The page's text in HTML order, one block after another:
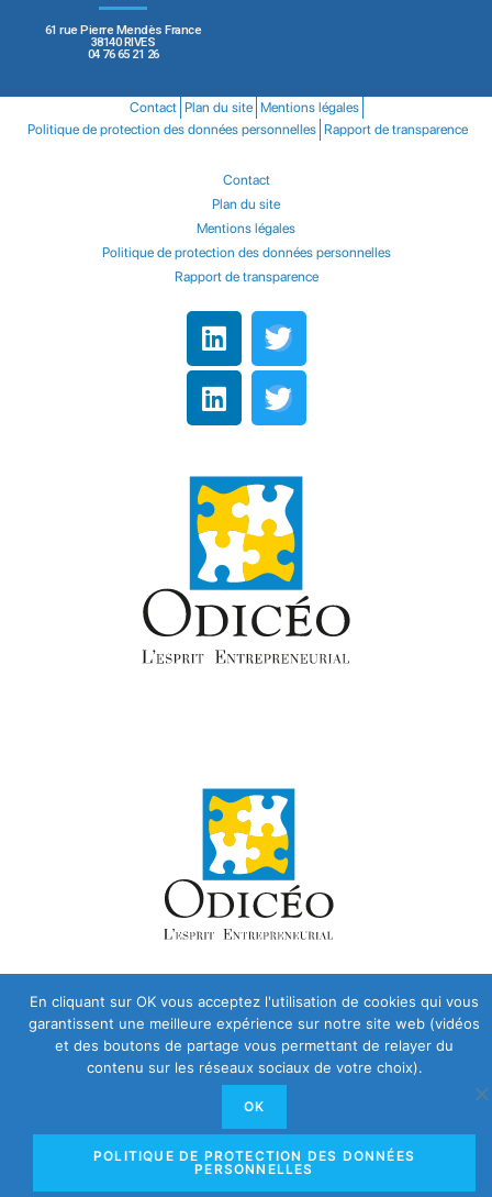
61 rue Pierre Mendès France
38140 RIVES
04 76 65 21 26
Contact Plan du site Mentions légales
Politique de protection des données personnelles Rapport de transparence
Contact
Plan du site
Mentions légales
Politique de protection des données personnelles
Rapport de transparence
En cliquant sur OK vous acceptez l'utilisation de cookies qui vous
garantissent une meilleure expérience sur notre site web (vidéos
et des boutons de partage vous permettant de relayer du
contenu sur les réseaux sociaux de votre choix).
OK
POLITIQUE DE PROTECTION DES DONNÉES
PERSONNELLES